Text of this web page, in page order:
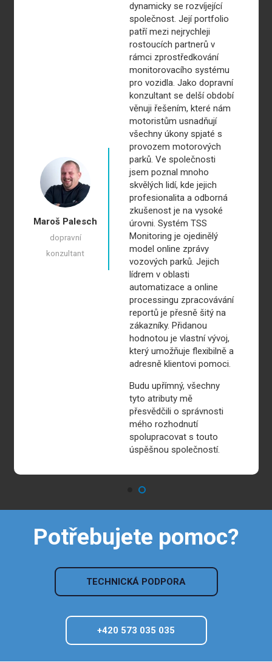
Maroš Palesch
dopravní
konzultant
dynamicky se rozvíjející
společnost. Její portfolio
patří mezi nejrychleji
rostoucích partnerů v
rámci zprostředkování
monitorovacího systému
pro vozidla. Jako dopravní
konzultant se delší období
věnuji řešením, které nám
motoristům usnadňují
všechny úkony spjaté s
provozem motorových
parků. Ve společnosti
jsem poznal mnoho
skvělých lidí, kde jejich
profesionalita a odborná
zkušenost je na vysoké
úrovni. Systém TSS
Monitoring je ojedinělý
model online zprávy
vozových parků. Jejich
lídrem v oblasti
automatizace a online
processingu zpracovávání
reportů je přesně šitý na
zákazníky. Přidanou
hodnotou je vlastní vývoj,
který umožňuje flexibilně a
adresně klientovi pomoci.
Budu upřímný, všechny
tyto atributy mě
přesvědčili o správnosti
mého rozhodnutí
spolupracovat s touto
úspěšnou společností.
Potřebujete pomoc?
TECHNICKÁ PODPORA
+420 573 035 035